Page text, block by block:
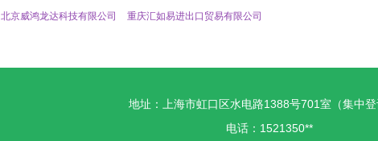
北京威鸿龙达科技有限公司 重庆汇如易进出口贸易有限公司
地址：上海市虹口区水电路1388号701室（集中登
电话：1521350**